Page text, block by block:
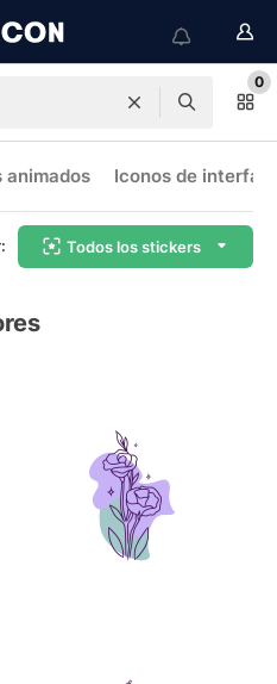
0
animados Iconos de interfaz
Todos los stickers